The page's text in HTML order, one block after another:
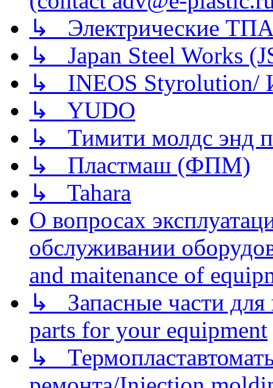
↳ Электрические
↳ Japan Steel Works
↳ INEOS
↳ YUDO
↳ Тимити молдс энд
↳ Пластмаш (ФПМ)
↳ Tahara
О вопросах
обслуживании
and maitenance of
↳ Запасные части для
parts for your equipment
↳